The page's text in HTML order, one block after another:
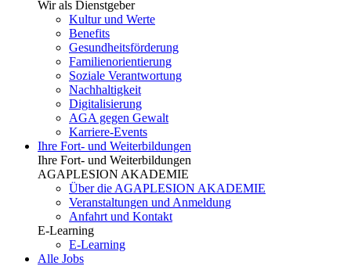
Wir als Dienstgeber
Kultur und Werte
Benefits
Gesundheits­förderung
Familien­orientierung
Soziale Verantwortung
Nachhaltigkeit
Digitalisierung
AGA gegen Gewalt
Karriere-Events
Ihre Fort- und Weiterbildungen
Ihre Fort- und Weiterbildungen
AGAPLESION AKADEMIE
Über die AGAPLESION AKADEMIE
Veranstaltungen und Anmeldung
Anfahrt und Kontakt
E-Learning
E-Learning
Alle Jobs